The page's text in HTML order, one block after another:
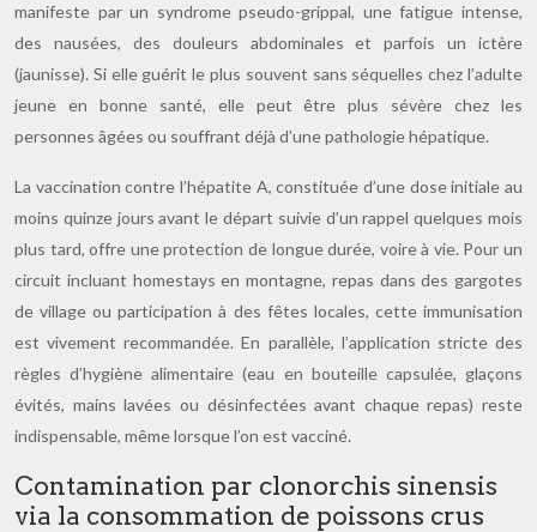
manifeste par un syndrome pseudo-grippal, une fatigue intense,
des nausées, des douleurs abdominales et parfois un ictère
(jaunisse). Si elle guérit le plus souvent sans séquelles chez l’adulte
jeune en bonne santé, elle peut être plus sévère chez les
personnes âgées ou souffrant déjà d’une pathologie hépatique.
La vaccination contre l’hépatite A, constituée d’une dose initiale au
moins quinze jours avant le départ suivie d’un rappel quelques mois
plus tard, offre une protection de longue durée, voire à vie. Pour un
circuit incluant homestays en montagne, repas dans des gargotes
de village ou participation à des fêtes locales, cette immunisation
est vivement recommandée. En parallèle, l’application stricte des
règles d’hygiène alimentaire (eau en bouteille capsulée, glaçons
évités, mains lavées ou désinfectées avant chaque repas) reste
indispensable, même lorsque l’on est vacciné.
Contamination par clonorchis sinensis
via la consommation de poissons crus